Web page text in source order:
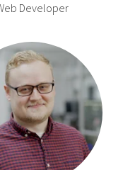
Developer